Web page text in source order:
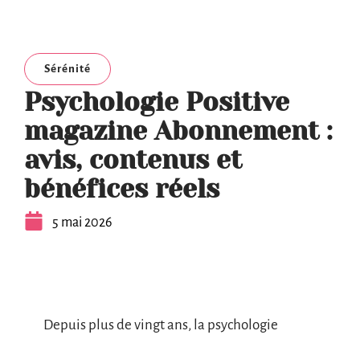
Sérénité
Psychologie Positive
magazine Abonnement :
avis, contenus et
bénéfices réels
5 mai 2026
Depuis plus de vingt ans, la psychologie